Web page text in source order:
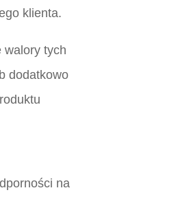
klienta.
walory tych
dodatkowo
na